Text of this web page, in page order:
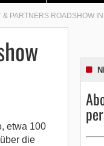
& PARTNERS ROADSHOW
etwa 100
die